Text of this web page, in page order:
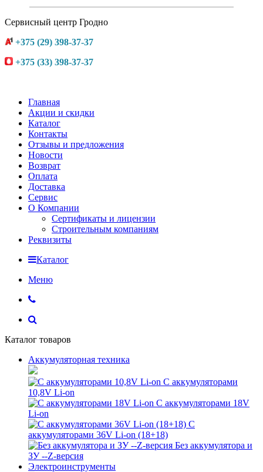
Сервисный центр Гродно
+375 (29) 398-37-37
+375 (33) 398-37-37
Главная
Акции и скидки
Каталог
Контакты
Отзывы и предложения
Новости
Возврат
Оплата
Доставка
Сервис
О Компании
Сертификаты и лицензии
Строительным компаниям
Реквизиты
Каталог
Меню
Каталог товаров
Аккумуляторная техника
С аккумуляторами
10,8V Li-on
С аккумуляторами 18V
Li-on
С
аккумуляторами 36V Li-on (18+18)
Без аккумулятора и
ЗУ --Z-версия
Электроинструменты